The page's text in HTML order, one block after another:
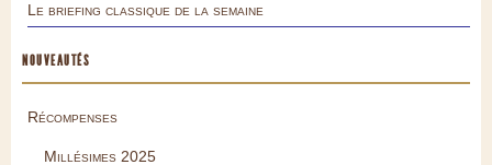
Le briefing classique de la semaine
NOUVEAUTÉS
Récompenses
Millésimes 2025